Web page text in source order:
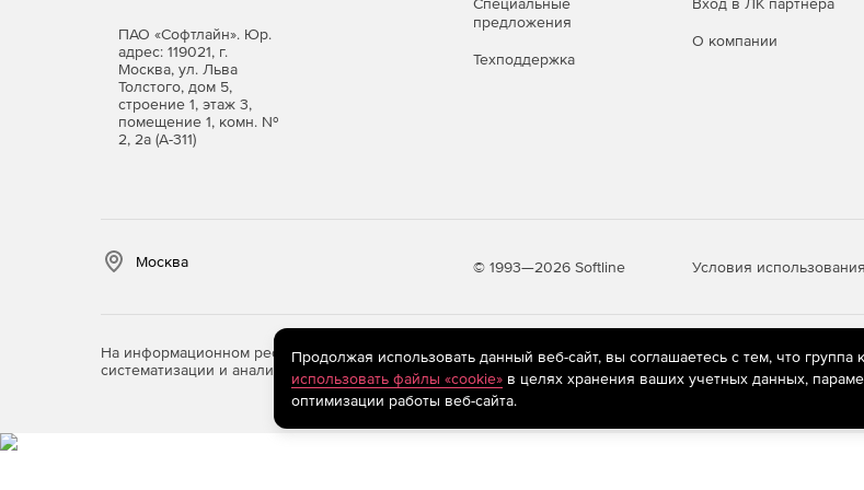
EV Toolbox Advanced: коммерческая и образовательная
версии
Эта продвинутая версия конструктора позволяет вам создавать комплексные приложения
и виртуальной реальности, не ограничиваясь возможностями версии Standard.
Купите EV Toolbox и сразу программируйте без необходимости получения дополнительных
ПАО «Софтлайн». Юр.
адрес: 119021, г.
Москва, ул. Льва
Толстого, дом 5,
строение 1, этаж 3,
помещение 1, комн. №
2, 2а (А-311)
предложения
Техподдержка
О компании
Москва © 1993—2026 Softline Условия использования
На информационном ресурсе store.softline.ru применяютсярекомендательные технологии
систематизации и анализа сведений, относящихся к предпочтениям пользователей сети «Интернет»,
Продолжая использовать данный веб-сайт, вы соглашаетесь с тем, что
использовать файлы «cookie»в целях хранения ваших учетных данных,
оптимизации работы веб-сайта.